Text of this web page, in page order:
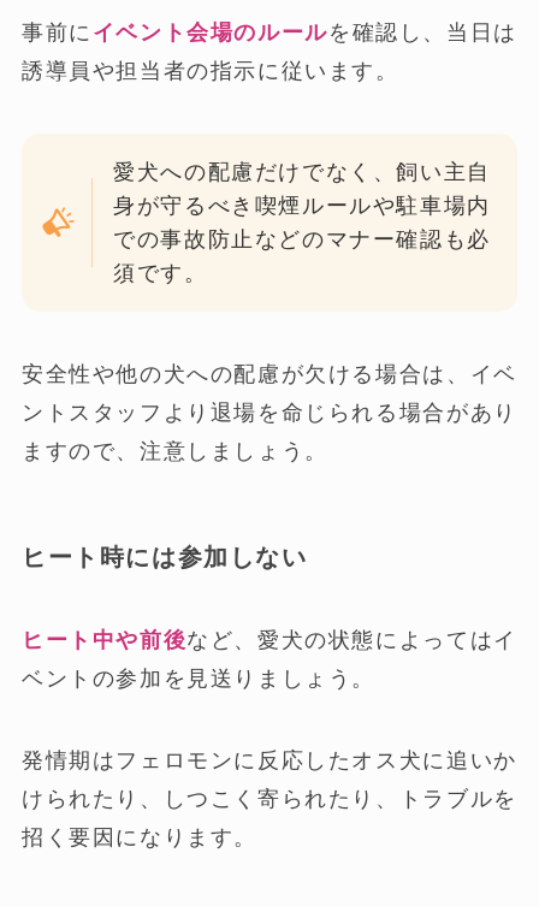
事前に イベント会場のルールを確認し、当日は
誘導員や担当者の指示に従います。
愛犬への配慮だけでなく、飼い主自
身が守るべき喫煙ルールや駐車場内
での事故防止などのマナー確認も必
須です。
安全性や他の犬への配慮が欠ける場合は、イベ
ントスタッフより退場を命じられる場合があり
ますので、注意しましょう。
ヒート時には参加しない
ヒート中や前後など、愛犬の状態によってはイ
ベントの参加を見送りましょう。
発情期はフェロモンに反応したオス犬に追いか
けられたり、しつこく寄られたり、トラブルを
招く要因になります。